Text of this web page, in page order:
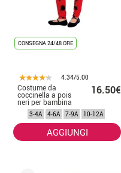
CONSEGNA 24/48 ORE
4.34/5.00
Costume da
coccinella a pois
neri per bambina
16.50€
3-4A 4-6A 7-9A 10-12A
AGGIUNGI